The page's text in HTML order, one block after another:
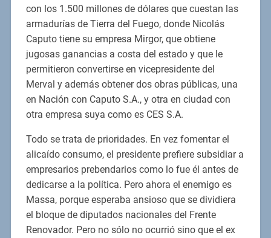
con los 1.500 millones de dólares que cuestan las
armadurías de Tierra del Fuego, donde Nicolás
Caputo tiene su empresa Mirgor, que obtiene
jugosas ganancias a costa del estado y que le
permitieron convertirse en vicepresidente del
Merval y además obtener dos obras públicas, una
en Nación con Caputo S.A., y otra en ciudad con
otra empresa suya como es CES S.A.
Todo se trata de prioridades. En vez fomentar el
alicaído consumo, el presidente prefiere subsidiar a
empresarios prebendarios como lo fue él antes de
dedicarse a la política. Pero ahora el enemigo es
Massa, porque esperaba ansioso que se dividiera
el bloque de diputados nacionales del Frente
Renovador. Pero no sólo no ocurrió sino que el ex